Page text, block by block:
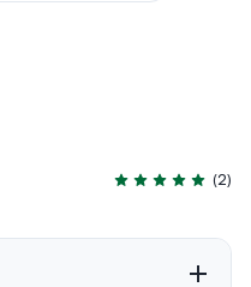
Įvertinimas 5.0
(2)